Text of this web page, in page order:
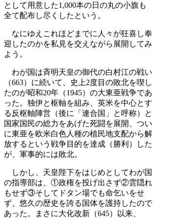
として用意した1,000本の日の丸の小旗も
全て配布し尽くしたという。
なにゆえこれほどまでに人々が狂喜し奉
迎したのかを私見を交えながら展開してみ
よう。
わが国は斉明天皇の御代の白村江の戦い
（663）に続いて、史上2度目の敗北を喫し
たのが昭和20年（1945）の大東亜戦争であ
った。独伊と枢軸を組み、英米を中心とす
る反枢軸陣営（後に「連合国」と呼称）と
国家国民の総力をあげた死闘を展開、つい
に東亜を欧米白色人種の植民地支配から解
放するという戦争目的を達成（勝利）した
が、軍事的には敗北。
しかし、天皇陛下をはじめとしてわが国
の指導部は、①政権を投げ出さず②雲隠れ
もせず③そしてドタン場でも命乞いをせ
ず、悠久の歴史を誇る国体を護持したので
あった。まさに大化改新（645）以来、